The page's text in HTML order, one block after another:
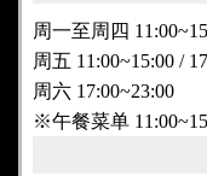
周一至周四
周五 11:00~15:00 /
周六 17:00~23:00
※午餐菜单